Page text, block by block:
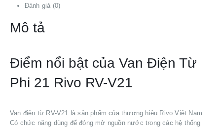
Đánh giá (0)
Mô tả
Điểm nổi bật của Van Điện Từ
Phi 21 Rivo RV-V21
Van điện từ RV-V21 là sản phẩm của thương hiệu Rivo Việt Nam.
Có chức năng dùng để đóng mở nguồn nước trong các hệ thống